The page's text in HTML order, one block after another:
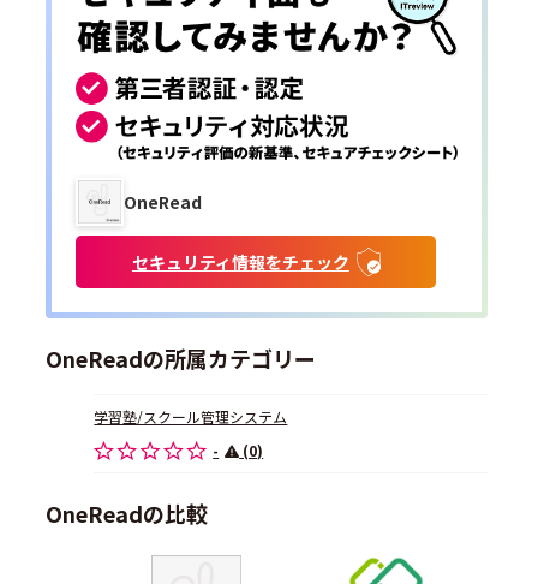
OneRead
セキュリティ情報をチェック
OneReadの所属カテゴリー
学習塾/スクール管理システム
-
(0)
OneReadの比較